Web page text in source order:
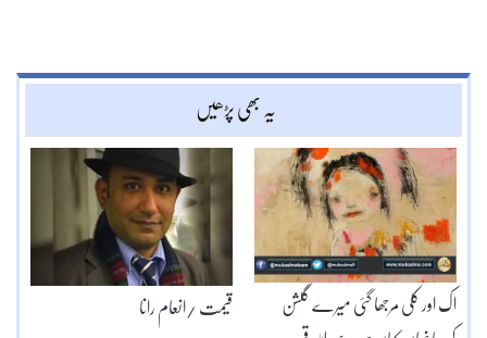
یہ بھی پڑھیں
قیمت /انعام رانا اک اور کلی مرجھا گئی میرے گلشن